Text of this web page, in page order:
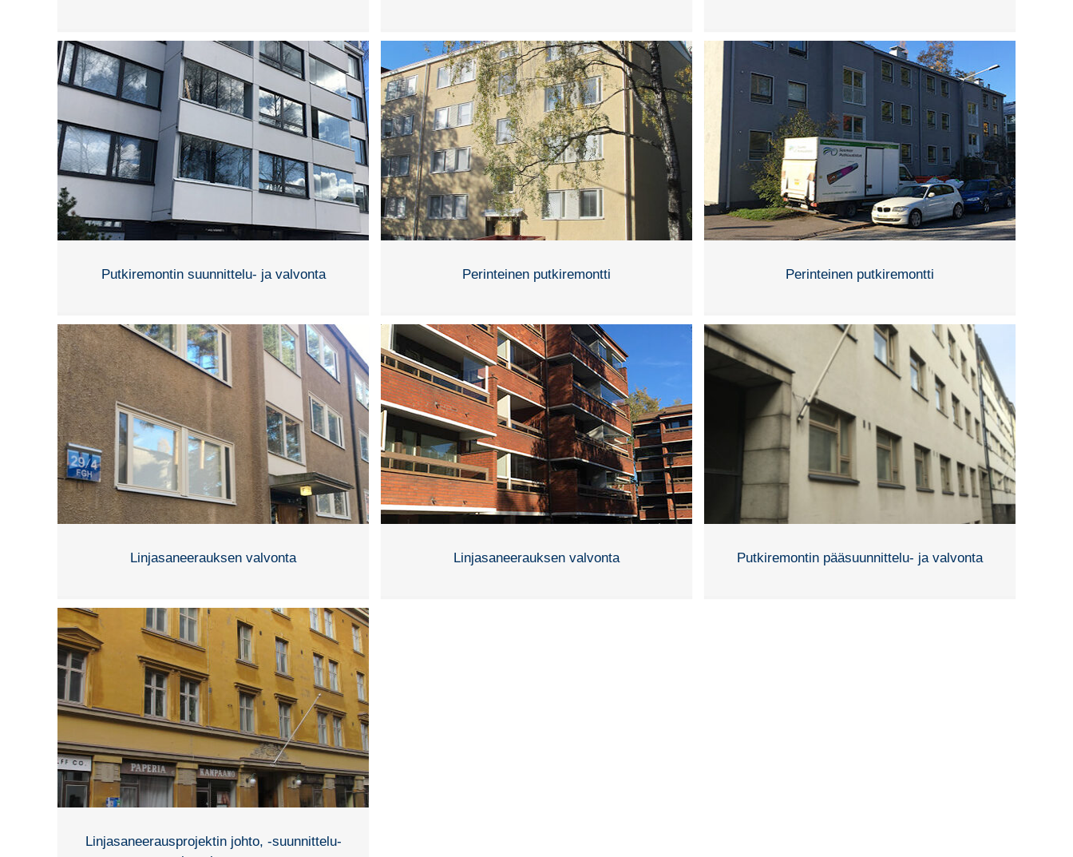
Putkiremontin suunnittelu- ja valvonta Perinteinen putkiremontti Perinteinen putkiremontti
Linjasaneerauksen valvonta Linjasaneerauksen valvonta Putkiremontin pääsuunnittelu- ja valvonta
Linjasaneerausprojektin johto, -suunnittelu-